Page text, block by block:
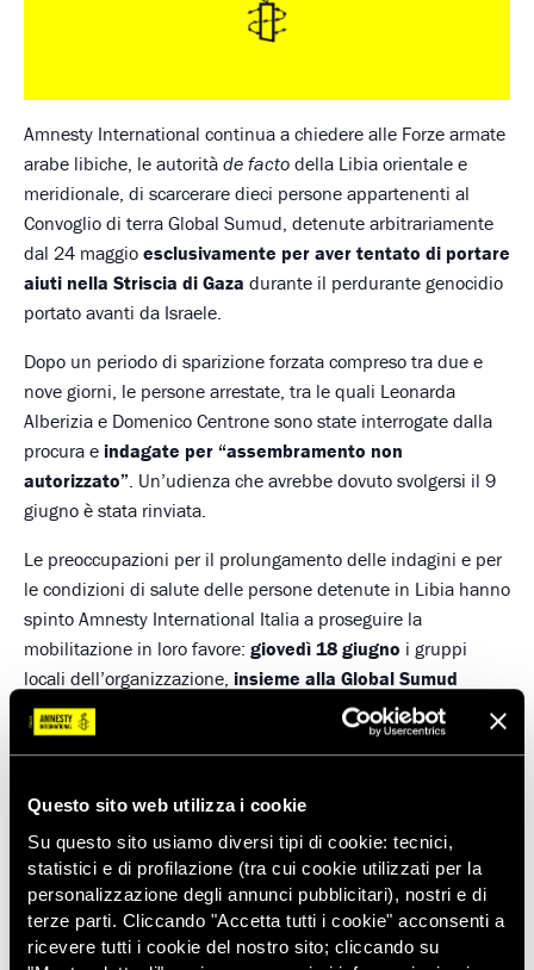
Questo sito web utilizza i cookie
Su questo sito usiamo diversi tipi di cookie: tecnici,
statistici e di profilazione (tra cui cookie utilizzati per la
personalizzazione degli annunci pubblicitari), nostri e di
terze parti. Cliccando "Accetta tutti i cookie" acconsenti a
ricevere tutti i cookie del nostro sito; cliccando su
Amnesty International continua a chiedere alle Forze armate
arabe libiche, le autorità de facto della Libia orientale e
meridionale, di scarcerare dieci persone appartenenti al
Convoglio di terra Global Sumud, detenute arbitrariamente
dal 24 maggio esclusivamente per aver tentato di portare
aiuti nella Striscia di Gaza durante il perdurante genocidio
portato avanti da Israele.
Dopo un periodo di sparizione forzata compreso tra due e
nove giorni, le persone arrestate, tra le quali Leonarda
Alberizia e Domenico Centrone sono state interrogate dalla
procura e indagate per “assembramento non
autorizzato” . Un’udienza che avrebbe dovuto svolgersi il 9
giugno è stata rinviata.
Le preoccupazioni per il prolungamento delle indagini e per
le condizioni di salute delle persone detenute in Libia hanno
spinto Amnesty International Italia a proseguire la
mobilitazione in loro favore: giovedì 18 giugno i gruppi
locali dell’organizzazione, insieme alla Global Sumud
Flottillae ad altre organizzazioni (tra cui AOI, ARCS,
Assopace Palestina, CGIL, CISS, COSPE, Emergency,
saranno in piazza per chiedere alle autorità libiche e ai
scarcerazione.
Di seguito il calendario completo delle
iniziative: